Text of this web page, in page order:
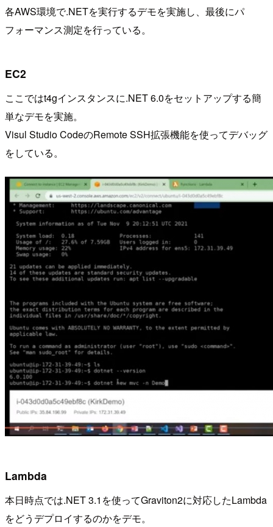
各AWS環境で.NETを実行するデモを実施し、最後にパ
フォーマンス測定を行っている。
EC2
ここではt4gインスタンスに.NET 6.0をセットアップする簡
単なデモを実施。
Visul Studio CodeのRemote SSH拡張機能を使ってデバッグ
をしている。
Lambda
本日時点では.NET 3.1を使ってGraviton2に対応したLambda
をどうデプロイするのかをデモ。